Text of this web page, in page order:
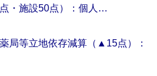
・施設50点）：個人…
局等立地依存減算（▲15点）：